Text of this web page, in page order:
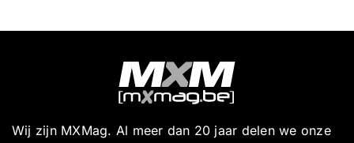
Wij zijn MXMag. Al meer dan 20 jaar delen we onze